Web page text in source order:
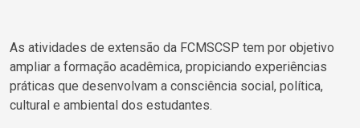
As atividades de extensão da FCMSCSP tem por objetivo
ampliar a formação acadêmica, propiciando experiências
práticas que desenvolvam a consciência social, política,
cultural e ambiental dos estudantes.
Programa
Expedições
Científicas e
Assistenciais